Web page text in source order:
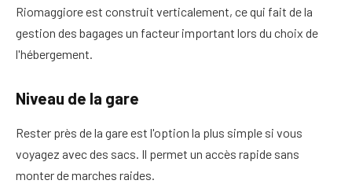
Riomaggiore est construit verticalement, ce qui fait de la
gestion des bagages un facteur important lors du choix de
l'hébergement.
Niveau de la gare
Rester près de la gare est l'option la plus simple si vous
voyagez avec des sacs. Il permet un accès rapide sans
monter de marches raides.